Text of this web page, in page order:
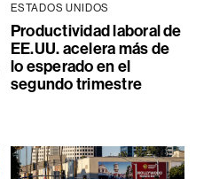
ESTADOS UNIDOS
Productividad laboral de
EE.UU. acelera más de
lo esperado en el
segundo trimestre